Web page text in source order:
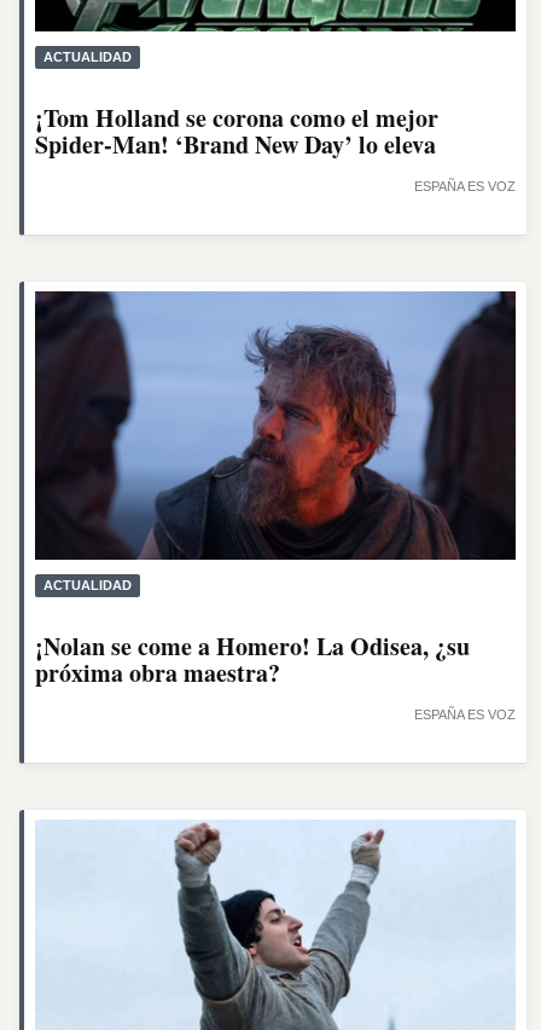
ACTUALIDAD
ESPAÑA ES VOZ
¡Tom Holland se corona como el mejor
Spider-Man! ‘Brand New Day’ lo eleva
ACTUALIDAD
ESPAÑA ES VOZ
¡Nolan se come a Homero! La Odisea, ¿su
próxima obra maestra?